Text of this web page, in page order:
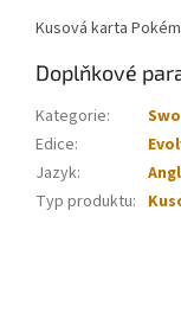
Kusová karta
Doplňkové
Kategorie:
Edice:
Jazyk:
Typ produktu: